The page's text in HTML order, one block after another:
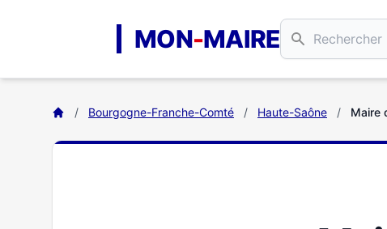
MON-MAIRE
/ Bourgogne-Franche-Comté / Haute-Saône / Maire